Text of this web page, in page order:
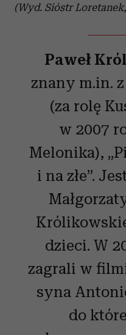
(Wyd. Sióstr
Paweł
znany m.in. z
(za rolę
w 2007
Melonika),
i na złe”.
dzieci. W
zagrali w
syna
do